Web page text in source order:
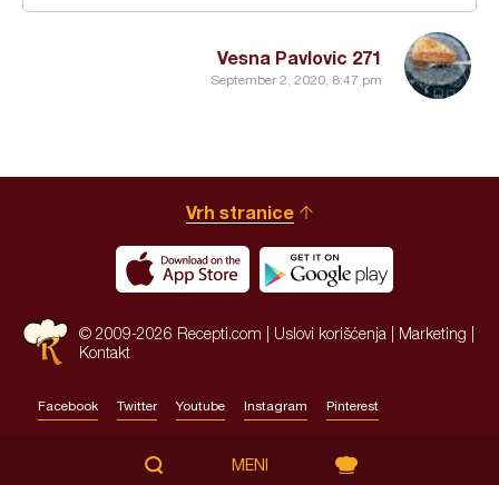
Vesna Pavlovic 271
September 2, 2020, 8:47 pm
Vrh stranice
© 2009-2026 Recepti.com | Uslovi korišćenja Marketing
Kontakt
Facebook Twitter Youtube Instagram Pinterest